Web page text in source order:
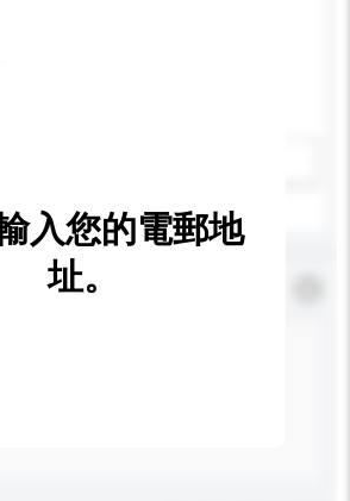
入您的電郵地
址。